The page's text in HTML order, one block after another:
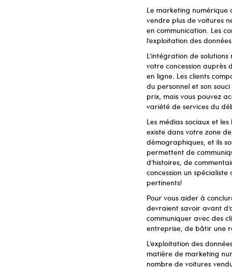
Le marketing
vendre plus de voitures
en communication. Les
l’exploitation des
L’intégration de
votre concession auprès
en ligne. Les clients
du personnel et son
prix, mais vous pouvez
variété de services du
Les médias sociaux et
existe dans votre zone
démographiques, et ils
permettent de
d’histoires, de
concession un
pertinents!
Pour vous aider à
devraient savoir avant
communiquer avec des
entreprise, de bâtir une
L’exploitation des
matière de marketing
nombre de voitures